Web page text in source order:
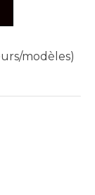
modèles)